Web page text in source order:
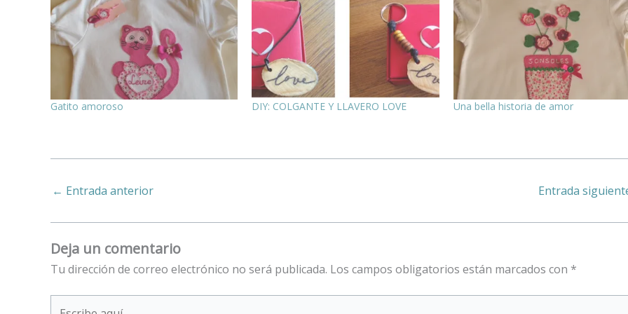
Gatito amoroso DIY: COLGANTE Y LLAVERO LOVE Una bella historia de amor
← Entrada anterior Entrada
Deja un comentario
Tu dirección de correo electrónico no será publicada. Los campos obligatorios están marcados con *